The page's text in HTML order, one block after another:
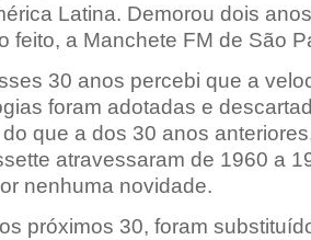
Latina. Demorou dois
feito, a Manchete FM de São
30 anos percebi que a
foram adotadas e
que a dos 30 anos
atravessaram de 1960 a
nenhuma novidade.
próximos 30, foram